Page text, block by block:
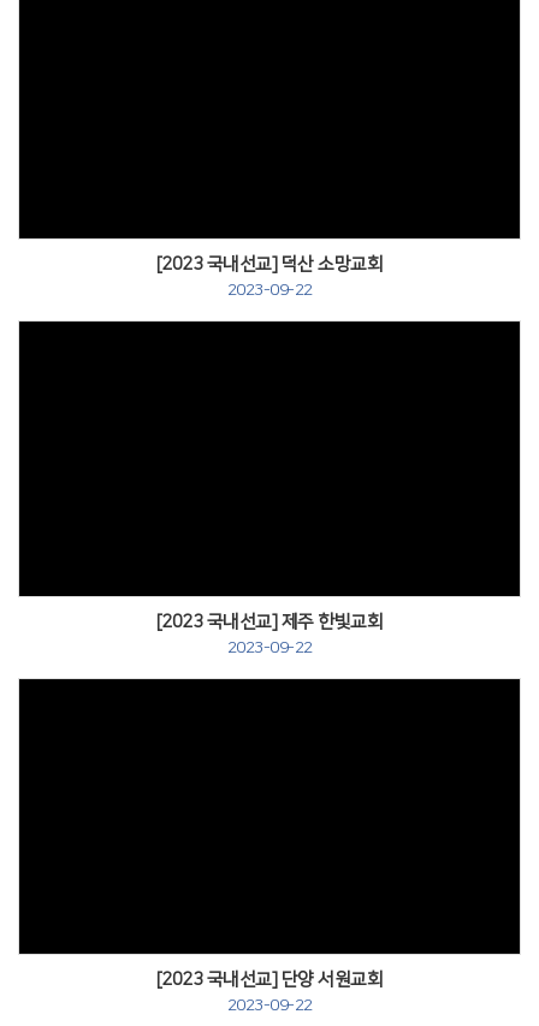
[2023 국내선교] 덕산 소망교회
2023-09-22
[2023 국내선교] 제주 한빛교회
2023-09-22
[2023 국내선교] 단양 서원교회
2023-09-22